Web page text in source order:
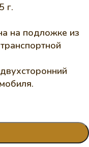
г.
на подложке из